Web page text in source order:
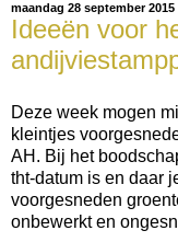
maandag 28 september 2015
Ideeën voor
Deze week mogen
kleintjes
AH. Bij het
tht-datum is en daar
voorgesneden
onbewerkt en